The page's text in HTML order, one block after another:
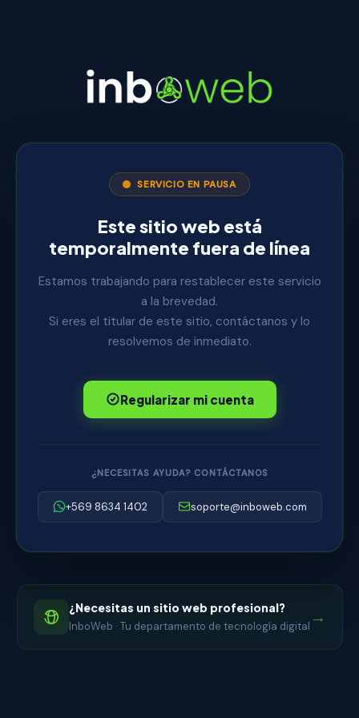
SERVICIO EN PAUSA
Este sitio web está
temporalmente fuera de línea
Estamos trabajando para restablecer este servicio
a la brevedad.
Si eres el titular de este sitio, contáctanos y lo
resolvemos de inmediato.
Regularizar mi cuenta
¿NECESITAS AYUDA? CONTÁCTANOS
+569 8634 1402 soporte@inboweb.com
¿Necesitas un sitio web profesional?
InboWeb · Tu departamento de tecnología digital →